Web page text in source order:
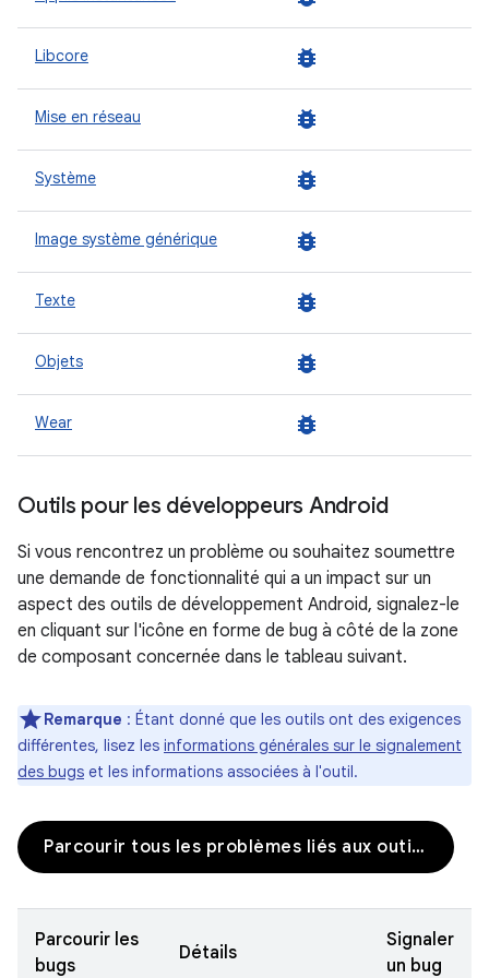
Libcore bug_report
Mise en réseau bug_report
Système bug_report
Image système générique bug_report
Texte bug_report
Objets bug_report
Wear bug_report
Outils pour les développeurs Android
Si vous rencontrez un problème ou souhaitez soumettre
une demande de fonctionnalité qui a un impact sur un
aspect des outils de développement Android, signalez-le
en cliquant sur l'icône en forme de bug à côté de la zone
de composant concernée dans le tableau suivant.
Remarque : Étant donné que les outils ont des exigences
différentes, lisez les informations générales sur le signalement
des bugs et les informations associées à l'outil.
Parcourir tous les problèmes liés aux outils pour les développeurs
Parcourir les
bugs
Détails
Signaler
un bug